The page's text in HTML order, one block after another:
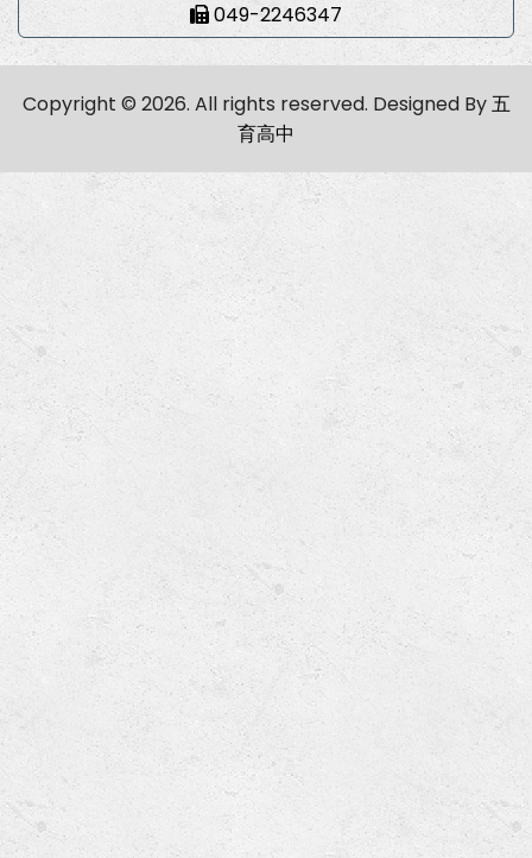
049-2246347
Copyright © 2026. All rights reserved. Designed By五
育高中